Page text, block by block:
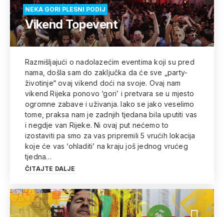
NEKA GORI PLESNI PODIJ
Vikend Topevent
Razmišljajući o nadolazećim eventima koji su pred
nama, došla sam do zaključka da će sve „party-
životinje“ ovaj vikend doći na svoje. Ovaj nam
vikend Rijeka ponovo ‘gori’ i pretvara se u mjesto
ogromne zabave i uživanja. Iako se jako veselimo
tome, praksa nam je zadnjih tjedana bila uputiti vas
i negdje van Rijeke. Ni ovaj put nećemo to
izostaviti pa smo za vas pripremili 5 vrućih lokacija
koje će vas ‘ohladiti’ na kraju još jednog vrućeg
tjedna…
ČITAJTE DALJE